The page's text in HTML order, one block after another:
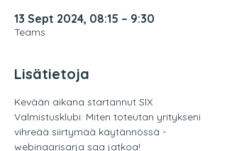
13 Sept 2024, 08:15 – 9:30
Teams
Lisätietoja
Kevään aikana startannut SIX
Valmistusklubi: Miten toteutan yritykseni
vihreää siirtymää käytännössä -
webinaarisarja saa jatkoa!